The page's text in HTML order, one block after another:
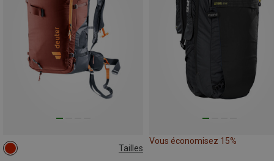
Tailles
36+5L
Vous économisez 15%